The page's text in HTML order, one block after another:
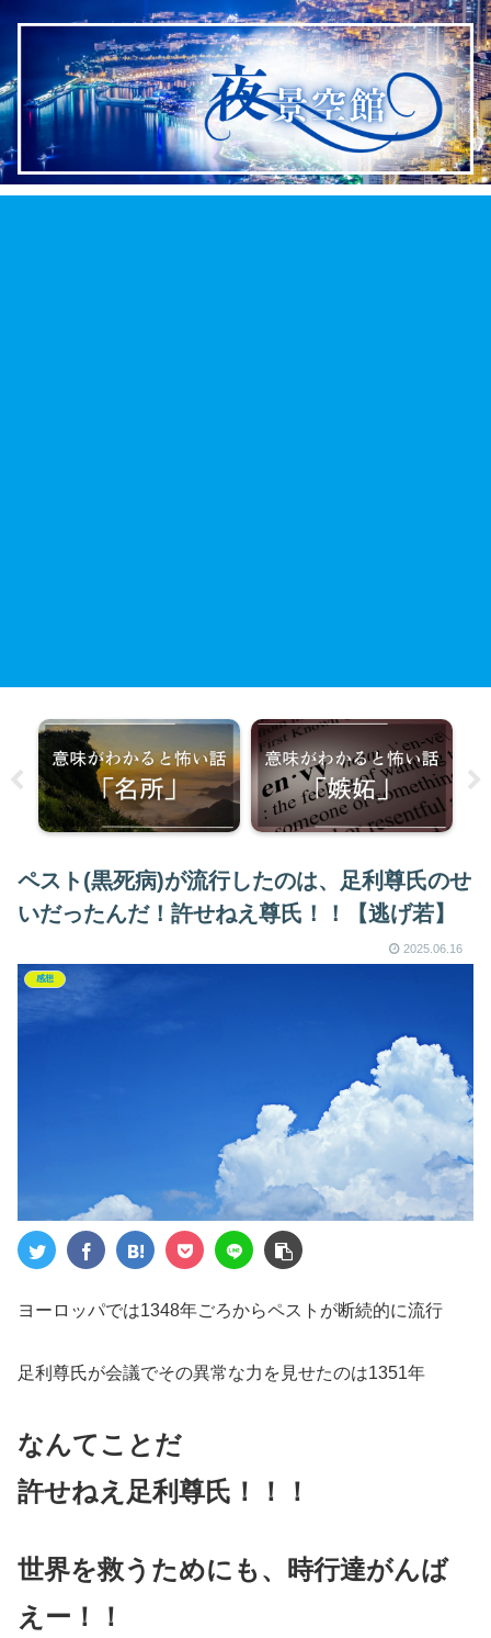
ペスト(黒死病)が流行したのは、足利尊氏のせ
いだったんだ！許せねえ尊氏！！【逃げ若】
2025.06.16
感想
ヨーロッパでは1348年ごろからペストが断続的に流行
足利尊氏が会議でその異常な力を見せたのは1351年
なんてことだ
許せねえ足利尊氏！！！
世界を救うためにも、時行達がんば
えー！！